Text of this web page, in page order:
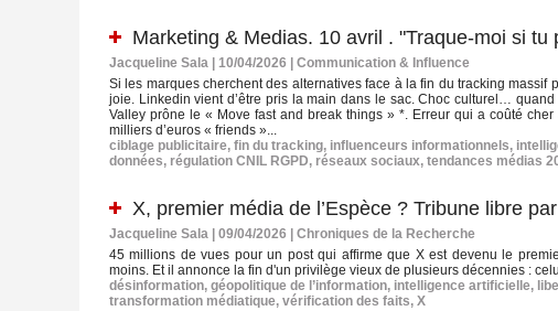
Marketing & Medias. 10 avril . "Traque-moi si tu
Jacqueline Sala | 10/04/2026
Communication & Influence
Si les marques cherchent des alternatives face à la fin du tracking
joie. Linkedin vient d’être pris la main dans le sac. Choc culturel…
Valley prône le « Move fast and break things » *. Erreur qui a coûté
milliers d’euros « friends »...
ciblage publicitaire, fin du tracking, influenceurs informationnels,
données, régulation CNIL RGPD, réseaux sociaux, tendances médias
X, premier média de l’Espèce ? Tribune libre
Jacqueline Sala | 09/04/2026
Chroniques de la Recherche
45 millions de vues pour un post qui affirme que X est devenu le
moins. Et il annonce la fin d'un privilège vieux de plusieurs décennies :
désinformation, géopolitique de l’information, intelligence artificielle,
transformation médiatique, vérification des faits, X